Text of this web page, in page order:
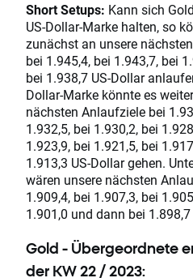
Short Setups: Kann sich
US-Dollar-Marke halten, so
zunächst an unsere
bei 1.945,4, bei 1.943,7, bei
bei 1.938,7 US-Dollar
Dollar-Marke könnte es
nächsten Anlaufziele bei
1.932,5, bei 1.930,2, bei
1.923,9, bei 1.921,5, bei
1.913,3 US-Dollar gehen.
wären unsere nächsten
1.909,4, bei 1.907,3, bei
1.901,0 und dann bei
Gold - Übergeordnete
der KW 22 / 2023: